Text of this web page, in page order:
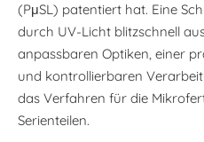
(PμSL) patentiert hat. Eine
durch UV-Licht blitzschnell
anpassbaren Optiken, einer
und kontrollierbaren
das Verfahren für die
Serienteilen.